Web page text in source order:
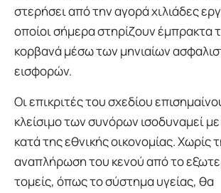
στερήσει από την αγορά χιλιάδες
οποίοι σήμερα στηρίζουν έμπρακτα
κορβανά μέσω των μηνιαίων
εισφορών.
Οι επικριτές του σχεδίου
κλείσιμο των συνόρων ισοδυναμεί
κατά της εθνικής οικονομίας. Χωρίς
αναπλήρωση του κενού από το
τομείς, όπως το σύστημα υγείας, θα